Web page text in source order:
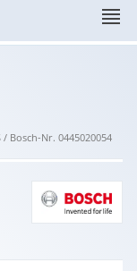
/ Bosch-Nr. 0445020054